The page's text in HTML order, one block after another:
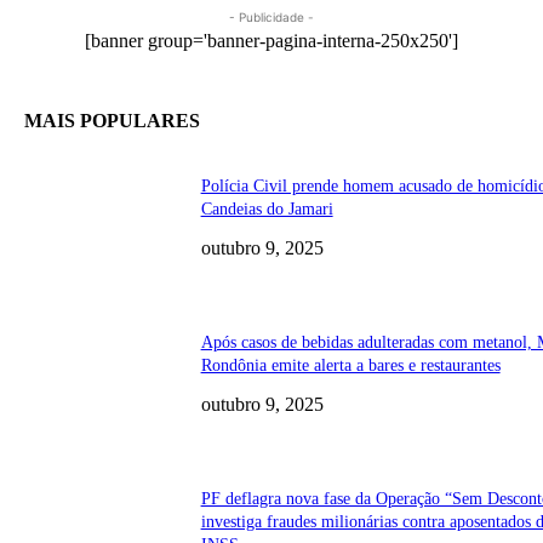
- Publicidade -
[banner group='banner-pagina-interna-250x250']
MAIS POPULARES
Polícia Civil prende homem acusado de
Candeias do Jamari
outubro 9, 2025
Após casos de bebidas adulteradas com metanol,
Rondônia emite alerta a bares e restaurantes
outubro 9, 2025
PF deflagra nova fase da Operação “Sem
investiga fraudes milionárias contra aposentados